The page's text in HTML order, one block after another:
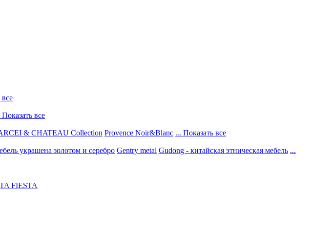
все
Показать все
& CHATEAU Collection Provence Noir&Blanc ... Показать все
украшена золотом и серебро Gentry metal Gudong - китайская этническая мебель ...
FIESTA